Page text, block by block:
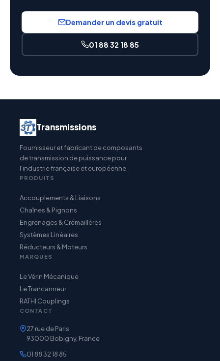
Demander un devis gratuit
01 88 32 18 85
Transmissions
Fournisseur et fabricant de composants
de transmission de puissance pour
l'industrie française et européenne.
PRODUITS
Accouplements & Liaisons
Chaînes & Pignons
Engrenages & Crémaillères
Systèmes Linéaires
Réducteurs & Moteurs
MARQUES
Le Vérin Mécanique
Le Trancanneur
RATHI Couplings
CONTACT
27 rue de Paris
93000 Bobigny, France
01 88 32 18 85